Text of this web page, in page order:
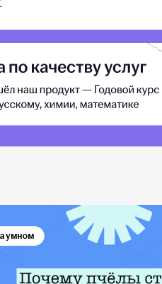
умном